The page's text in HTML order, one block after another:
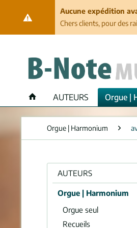
Aucune expédition
Chers clients, pour des
AUTEURS Orgue |
Orgue | Harmonium
AUTEURS
Orgue | Harmonium
Orgue seul
Recueils